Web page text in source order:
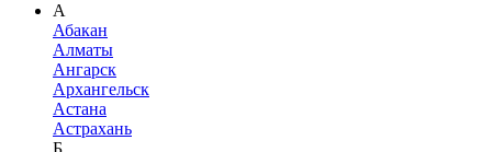
А
Абакан
Алматы
Ангарск
Архангельск
Астана
Астрахань
Б